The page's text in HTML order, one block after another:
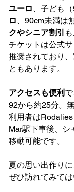
ユーロ
、子ども
ロ
、90cm未満は
クやシニア割引
チケットは公式
推奨されており
ともあります。
アクセスも便利
92から約25分。
利用者は
Mar駅下車後、シ
移動可能です。
夏の思い出作り
ぜひ訪れてみては